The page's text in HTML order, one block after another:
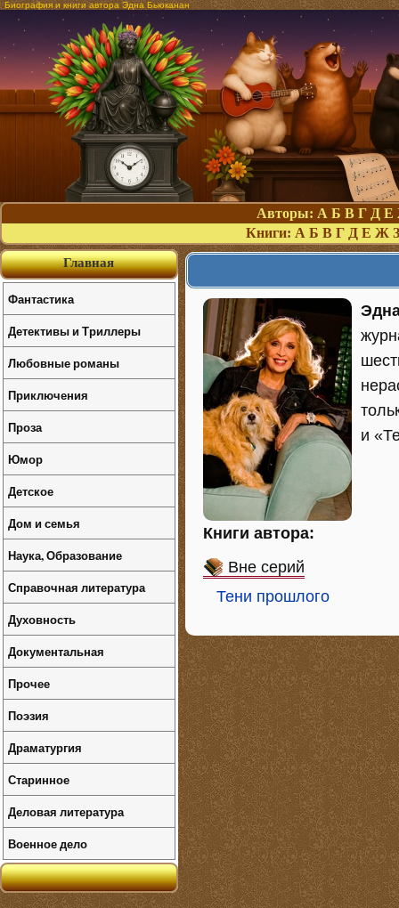
Биография и книги автора Эдна Бьюканан
Авторы: А Б В Г Д Е
Книги: А Б В Г Д Е Ж З
и
Книги автора:
Вне серий
Тени прошлого
Главная
Фантастика
Детективы и Триллеры
Любовные романы
Приключения
Проза
Юмор
Детское
Дом и семья
Наука, Образование
Справочная литература
Духовность
Документальная
Прочее
Поэзия
Драматургия
Старинное
Деловая литература
Военное дело